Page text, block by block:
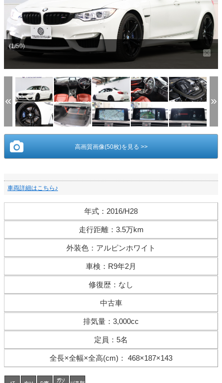
(1/50)
高画質画像(50枚)を見る >>
車両詳細はこちら♪
年式 ： 2016/H28
走行距離： 3.5万km
外装色 ： アルピンホワイト
車検 ： R9年2月
修復歴 ： なし
中古車
排気量 ： 3,000cc
定員 ： 5名
全長×全幅×全高(cm) ： 468×187×143